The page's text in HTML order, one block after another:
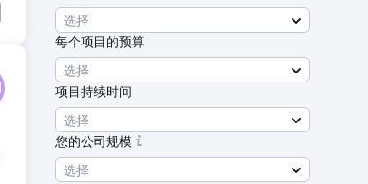
选择
每个项目的预算
选择
项目持续时间
选择
您的公司规模
选择